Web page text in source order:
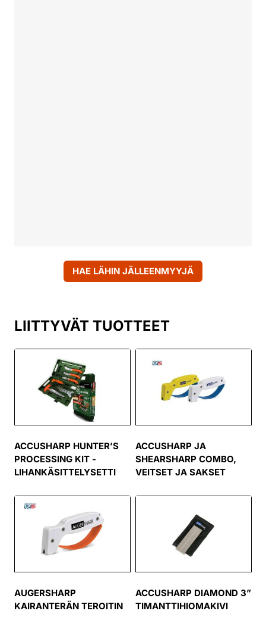
HAE LÄHIN JÄLLEENMYYJÄ
LIITTYVÄT TUOTTEET
ACCUSHARP HUNTER’S
PROCESSING KIT -
LIHANKÄSITTELYSETTI
ACCUSHARP JA
SHEARSHARP COMBO,
VEITSET JA SAKSET
AUGERSHARP
KAIRANTERÄN TEROITIN
ACCUSHARP DIAMOND 3”
TIMANTTIHIOMAKIVI